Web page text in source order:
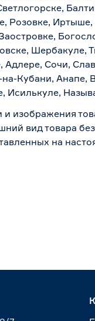
Розовке,
Шербакуле,
Адлере, Сочи,
Кубани, Анапе,
Исилькуле,
и изображения
вид товара
на